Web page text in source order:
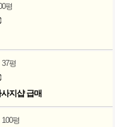
평
37평
지샵 급매
100평